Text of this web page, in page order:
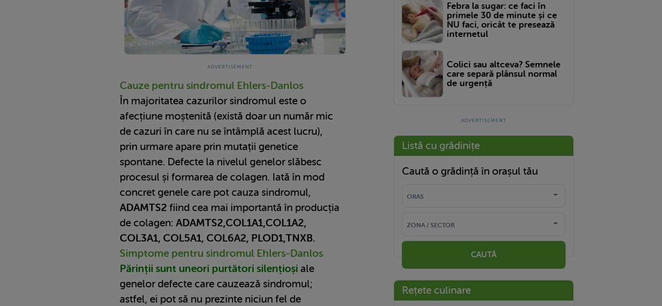
Cauze pentru sindromul Ehlers-Danlos
În majoritatea cazurilor sindromul este o
afecțiune moștenită (există doar un număr mic
de cazuri în care nu se întâmplă acest lucru),
prin urmare apare prin mutații genetice
spontane. Defecte la nivelul genelor slăbesc
procesul și formarea de colagen. Iată în mod
concret genele care pot cauza sindromul,
ADAMTS2 fiind cea mai importantă în producția
de colagen: ADAMTS2,COL1A1,COL1A2,
COL3A1, COL5A1, COL6A2, PLOD1,TNXB.
Simptome pentru sindromul Ehlers-Danlos
Părinții sunt uneori purtători silențioși ale
genelor defecte care cauzează sindromul;
astfel, ei pot să nu prezinte niciun fel de
Febra la sugar: ce faci în
primele 30 de minute și ce
NU faci, oricât te presează
internetul
Colici sau altceva? Semnele
care separă plânsul normal
de urgență
Listă cu grădinițe
Caută o grădință în orașul tău
CAUTĂ
Rețete culinare